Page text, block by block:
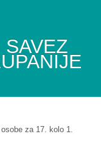
za 17. kolo 1.